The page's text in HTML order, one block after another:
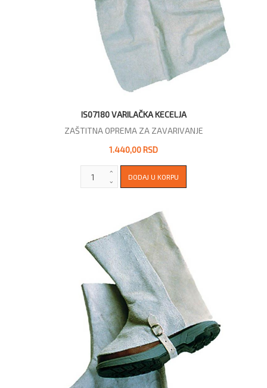
IS07180 VARILAČKA KECELJA
ZAŠTITNA OPREMA ZA ZAVARIVANJE
1.440,00 RSD